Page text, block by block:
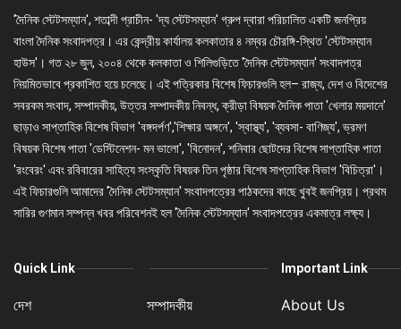
'দৈনিক স্টেটসম্যান', শতাব্দী প্রাচীন- 'দ্য স্টেটসম্যান' গ্রুপ দ্বারা পরিচালিত একটি জনপ্রিয়
বাংলা দৈনিক সংবাদপত্র। এর কেন্দ্রীয় কার্যালয় কলকাতার ৪ নম্বর চৌরঙ্গি-স্থিত 'স্টেটসম্যান
হাউস'। গত ২৮ জুন, ২০০৪ থেকে কলকাতা ও শিলিগুড়িতে 'দৈনিক স্টেটসম্যান' সংবাদপত্র
নিয়মিতভাবে প্রকাশিত হয়ে চলেছে। এই পত্রিকার বিশেষ ফিচারগুলি হল– রাজ্য, দেশ ও বিদেশের
সবরকম সংবাদ, সম্পাদকীয়, উত্তর সম্পাদকীয় নিবন্ধ, ক্রীড়া বিষয়ক দৈনিক পাতা 'খেলার ময়দানে'
ছাড়াও সাপ্তাহিক বিশেষ বিভাগ 'বঙ্গদর্পণ','শিক্ষার অঙ্গনে', 'স্বাস্থ্য', 'ব্যবসা- বাণিজ্য', ভ্রমণ
বিষয়ক বিশেষ পাতা 'ডেস্টিনেশন- মন ভালো', 'বিনোদন', শনিবার ছোটদের বিশেষ সাপ্তাহিক পাতা
'রংবেরং' এবং রবিবারের সাহিত্য সংস্কৃতি বিষয়ক তিন পৃষ্ঠার বিশেষ সাপ্তাহিক বিভাগ 'বিচিত্রা'।
এই ফিচারগুলি আমাদের 'দৈনিক স্টেটসম্যান' সংবাদপত্রের পাঠকদের কাছে খুবই জনপ্রিয়। প্রথম
সারির গুণমান সম্পন্ন খবর পরিবেশনই হল 'দৈনিক স্টেটসম্যান' সংবাদপত্রের একমাত্র লক্ষ্য।
Quick Link
দেশ সম্পাদকীয়
Important Link
About Us